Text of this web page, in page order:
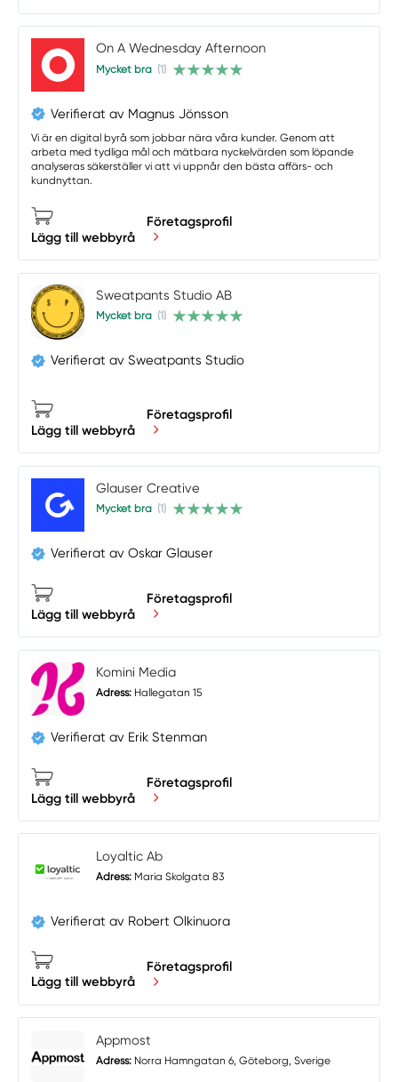
On A Wednesday Afternoon
Mycket bra (1)
Verifierat av Magnus Jönsson
Vi är en digital byrå som jobbar nära våra kunder. Genom att
arbeta med tydliga mål och mätbara nyckelvärden som löpande
analyseras säkerställer vi att vi uppnår den bästa affärs- och
kundnyttan.
Lägg till webbyrå
Företagsprofil
Sweatpants Studio AB
Mycket bra (1)
Verifierat av Sweatpants Studio
Lägg till webbyrå
Företagsprofil
Glauser Creative
Mycket bra (1)
Verifierat av Oskar Glauser
Lägg till webbyrå
Företagsprofil
Komini Media
Adress: Hallegatan 15
Verifierat av Erik Stenman
Lägg till webbyrå
Företagsprofil
Loyaltic Ab
Adress: Maria Skolgata 83
Verifierat av Robert Olkinuora
Lägg till webbyrå
Företagsprofil
Appmost
Adress: Norra Hamngatan 6, Göteborg, Sverige